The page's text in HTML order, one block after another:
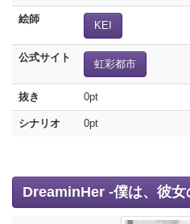
絵師
KEI
公式サイト
虹彩都市
抜き 0pt
シナリオ 0pt
DreaminHer -僕は、彼女